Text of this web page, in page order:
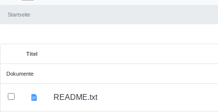
Startseite
Titel
Dokumente
README.txt